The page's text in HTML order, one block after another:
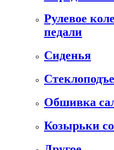
Рулевое
педали
Сиденья
Обшивка
Козырьки